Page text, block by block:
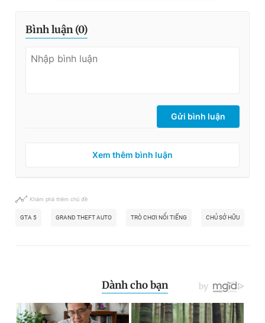
Bình luận (0)
Gửi bình luận
Xem thêm bình luận
Khám phá thêm chủ đề
GTA 5 GRAND THEFT AUTO TRÒ CHƠI NỔI TIẾNG CHỦ SỞ HỮU